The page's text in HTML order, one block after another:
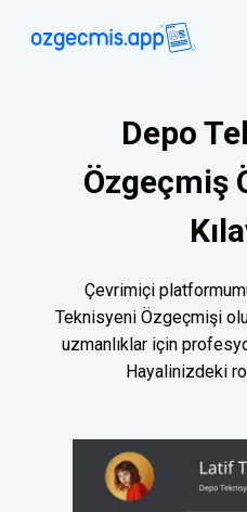
Depo
Özgeçmiş
Çevrimiçi
Teknisyeni Özgeçmişi
uzmanlıklar için
Hayalinizdeki